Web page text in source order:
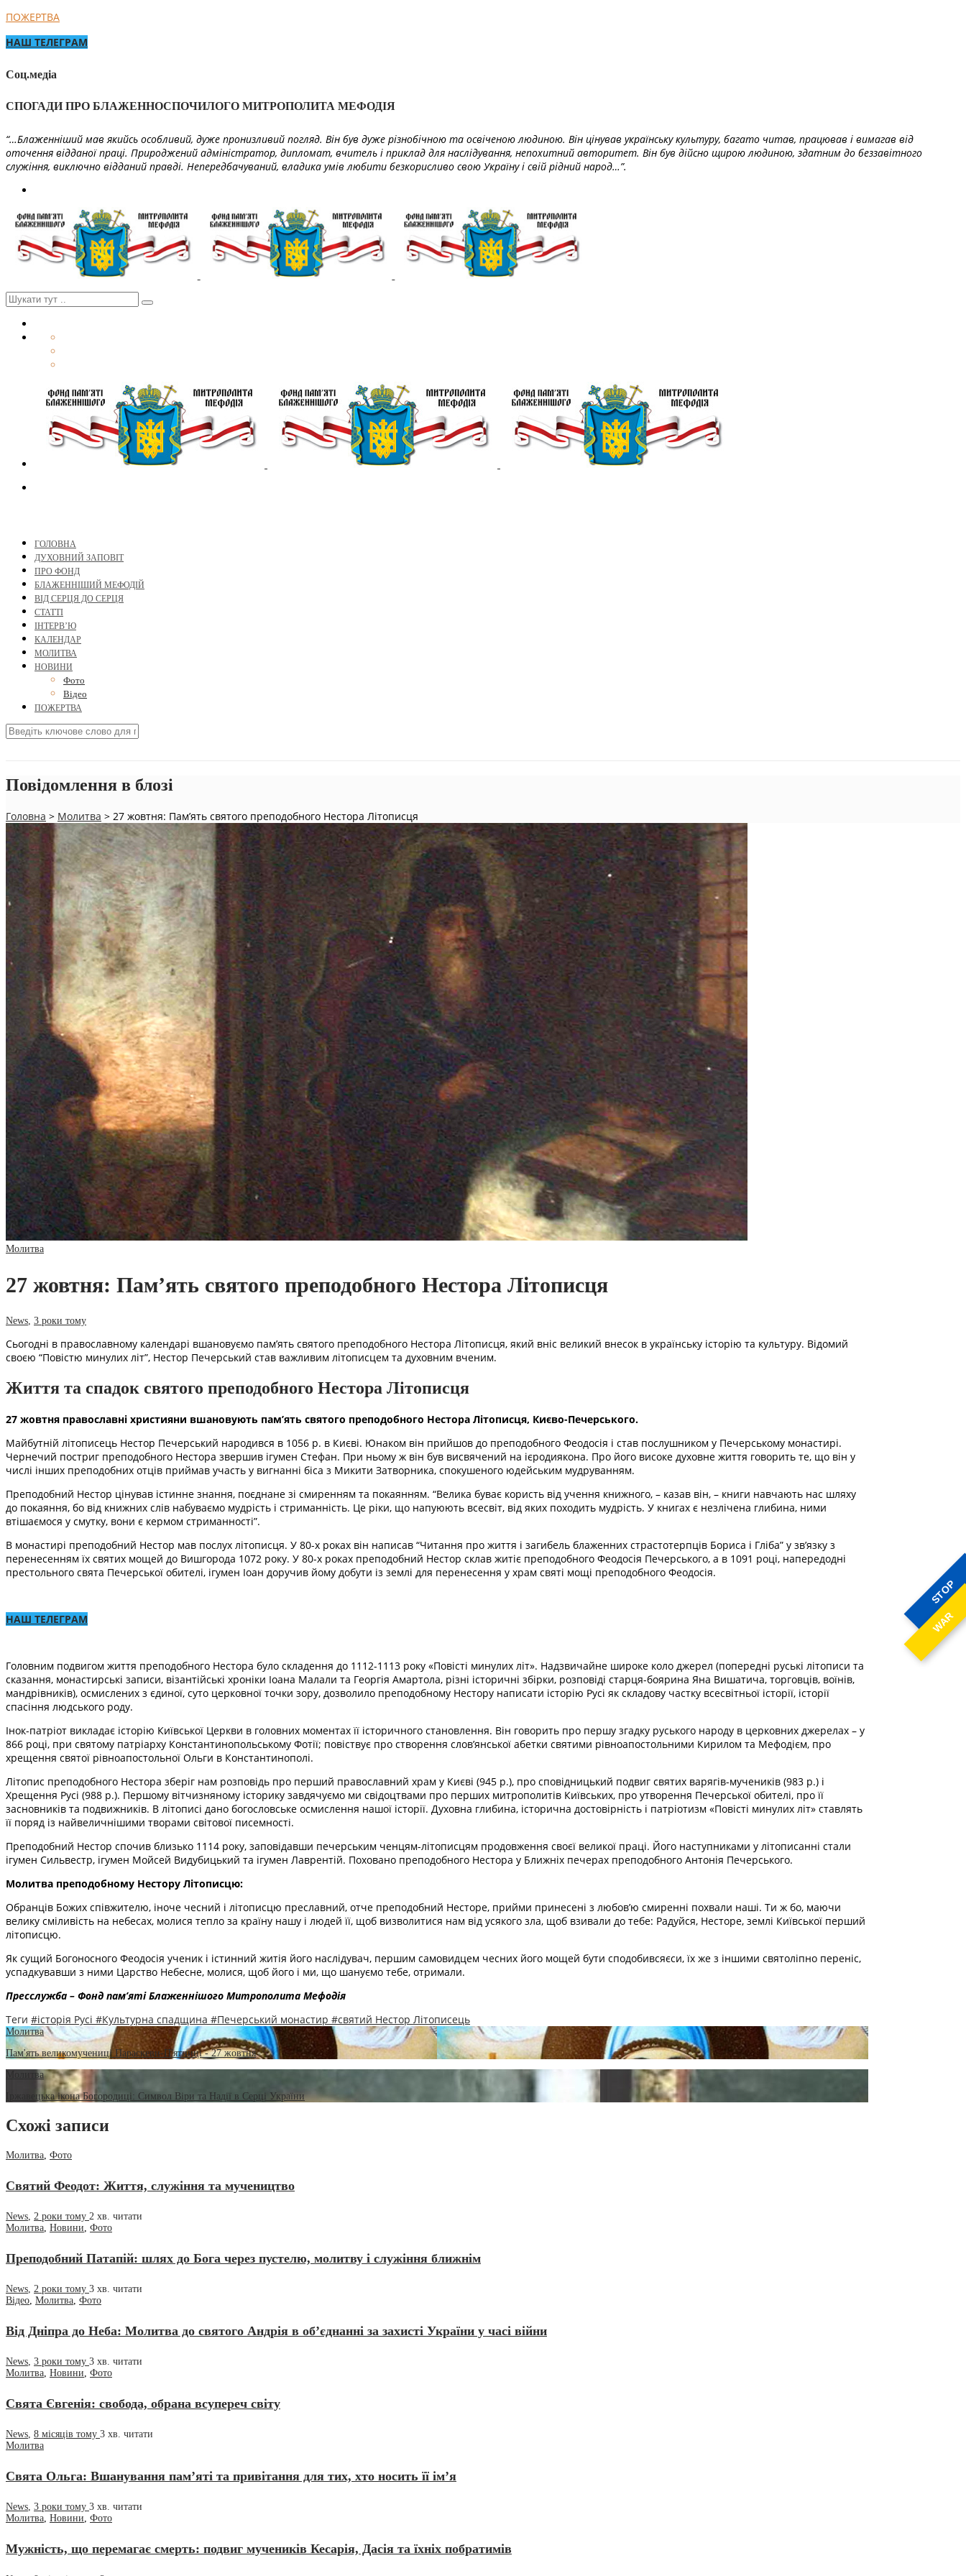
STOP
WAR
ПОЖЕРТВА
НАШ ТЕЛЕГРАМ
Соц.медіа
СПОГАДИ ПРО БЛАЖЕННОСПОЧИЛОГО МИТРОПОЛИТА МЕФОДІЯ
“…Блаженніший мав якийсь особливий, дуже пронизливий погляд. Він був дуже різнобічною та освіченою людиною. Він цінував українську культуру, багато читав, працював і вимагав від
оточення відданої праці. Природжений адміністратор, дипломат, вчитель і приклад для наслідування, непохитний авторитет. Він був дійсно щирою людиною, здатним до беззавітного
служіння, виключно відданий правді. Непередбачуваний, владика умів любити безкорисливо свою Україну і свій рідний народ…”.
ГОЛОВНА
ДУХОВНИЙ ЗАПОВІТ
ПРО ФОНД
БЛАЖЕННІШИЙ МЕФОДІЙ
ВІД СЕРЦЯ ДО СЕРЦЯ
СТАТТІ
ІНТЕРВ’Ю
КАЛЕНДАР
МОЛИТВА
НОВИНИ
Фото
Відео
ПОЖЕРТВА
Повідомлення в блозі
Головна > Молитва > 27 жовтня: Пам’ять святого преподобного Нестора Літописця
Молитва
27 жовтня: Пам’ять святого преподобного Нестора Літописця
News 3 роки тому
Сьогодні в православному календарі вшановуємо пам’ять святого преподобного Нестора Літописця, який вніс великий внесок в українську історію та культуру. Відомий
своєю “Повістю минулих літ”, Нестор Печерський став важливим літописцем та духовним вченим.
Життя та спадок святого преподобного Нестора Літописця
27 жовтня православні християни вшановують пам’ять святого преподобного Нестора Літописця, Києво-Печерського.
Майбутній літописець Нестор Печерський народився в 1056 р. в Києві. Юнаком він прийшов до преподобного Феодосія і став послушником у Печерському монастирі.
Чернечий постриг преподобного Нестора звершив ігумен Стефан. При ньому ж він був висвячений на ієродиякона. Про його високе духовне життя говорить те, що він у
числі інших преподобних отців приймав участь у вигнанні біса з Микити Затворника, спокушеного юдейським мудруванням.
Преподобний Нестор цінував істинне знання, поєднане зі смиренням та покаянням. “Велика буває користь від учення книжного, – казав він, – книги навчають нас шляху
до покаяння, бо від книжних слів набуваємо мудрість і стриманність. Це ріки, що напуюють всесвіт, від яких походить мудрість. У книгах є незлічена глибина, ними
втішаємося у смутку, вони є кермом стриманності”.
В монастирі преподобний Нестор мав послух літописця. У 80-х роках він написав “Читання про життя і загибель блаженних страстотерпців Бориса і Гліба” у зв’язку з
перенесенням їх святих мощей до Вишгорода 1072 року. У 80-х роках преподобний Нестор склав житіє преподобного Феодосія Печерського, а в 1091 році, напередодні
престольного свята Печерської обителі, ігумен Іоан доручив йому добути із землі для перенесення у храм святі мощі преподобного Феодосія.
НАШ ТЕЛЕГРАМ
Головним подвигом життя преподобного Нестора було складення до 1112-1113 року «Повісті минулих літ». Надзвичайне широке коло джерел (попередні руські літописи та
сказання, монастирські записи, візантійські хроніки Іоана Малали та Георгія Амартола, різні історичні збірки, розповіді старця-боярина Яна Вишатича, торговців, воїнів,
мандрівників), осмислених з єдиної, суто церковної точки зору, дозволило преподобному Нестору написати історію Русі як складову частку всесвітньої історії, історії
спасіння людського роду.
Інок-патріот викладає історію Київської Церкви в головних моментах її історичного становлення. Він говорить про першу згадку руського народу в церковних джерелах – у
866 році, при святому патріарху Константинопольському Фотії; повіствує про створення слов’янської абетки святими рівноапостольними Кирилом та Мефодієм, про
хрещення святої рівноапостольної Ольги в Константинополі.
Літопис преподобного Нестора зберіг нам розповідь про перший православний храм у Києві (945 р.), про сповідницький подвиг святих варягів-мучеників (983 р.) і
Хрещення Русі (988 р.). Першому вітчизняному історику завдячуємо ми свідоцтвами про перших митрополитів Київських, про утворення Печерської обителі, про її
засновників та подвижників. В літописі дано богословське осмислення нашої історії. Духовна глибина, історична достовірність і патріотизм «Повісті минулих літ» ставлять
її поряд із найвеличнішими творами світової писемності.
Преподобний Нестор спочив близько 1114 року, заповідавши печерським ченцям-літописцям продовження своєї великої праці. Його наступниками у літописанні стали
ігумен Сильвестр, ігумен Мойсей Видубицький та ігумен Лаврентій. Поховано преподобного Нестора у Ближніх печерах преподобного Антонія Печерського.
Молитва преподобному Нестору Літописцю:
Обранців Божих співжителю, іноче чесний і літописцю преславний, отче преподобний Несторе, прийми принесені з любов’ю смиренні похвали наші. Ти ж бо, маючи
велику сміливість на небесах, молися тепло за країну нашу і людей її, щоб визволитися нам від усякого зла, щоб взивали до тебе: Радуйся, Несторе, землі Київської перший
літописцю.
Як сущий Богоносного Феодосія ученик і істинний житія його наслідувач, першим самовидцем чесних його мощей бути сподобивсяєси, їх же з іншими святоліпно переніс,
успадкувавши з ними Царство Небесне, молися, щоб його і ми, що шануємо тебе, отримали.
Пресслужба – Фонд пам’яті Блаженнішого Митрополита Мефодія
Теги #історія Русі #Культурна спадщина #Печерський монастир #святий Нестор Літописець
Молитва
Пам'ять великомучениці Параскеви-П'ятниці - 27 жовтня
Молитва
Іржавецька ікона Богородиці: Символ Віри та Надії в Серці України
Схожі записи
Молитва, Фото
Святий Феодот: Життя, служіння та мучеництво
News, 2 роки тому 2 хв. читати
Молитва, Новини, Фото
Преподобний Патапій: шлях до Бога через пустелю, молитву і служіння ближнім
News, 2 роки тому 3 хв. читати
Відео, Молитва, Фото
Від Дніпра до Неба: Молитва до святого Андрія в об’єднанні за захисті України у часі війни
News, 3 роки тому 3 хв. читати
Молитва, Новини, Фото
Свята Євгенія: свобода, обрана всупереч світу
News 8 місяців тому 3 хв. читати
Молитва
Свята Ольга: Вшанування пам’яті та привітання для тих, хто носить її ім’я
News 3 роки тому 3 хв. читати
Молитва Новини Фото
Мужність, що перемагає смерть: подвиг мучеників Кесарія, Дасія та їхніх побратимів